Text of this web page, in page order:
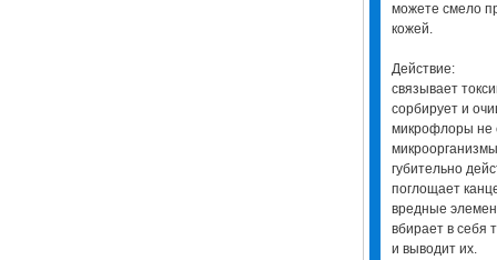
можете смело
кожей.
Действие:
связывает
сорбирует и
микрофлоры не
губительно
поглощает
вредные
вбирает в себя
и выводит их.